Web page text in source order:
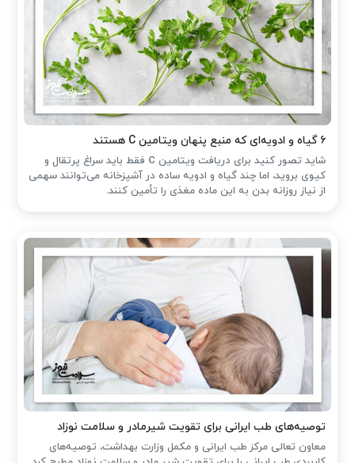
۶ گیاه و ادویه‌ای که منبع پنهان ویتامین C هستند
شاید تصور کنید برای دریافت ویتامین C فقط باید سراغ پرتقال و
کیوی بروید، اما چند گیاه و ادویه ساده در آشپزخانه می‌توانند سهمی
از نیاز روزانه بدن به این ماده مغذی را تأمین کنند.
توصیه‌های طب ایرانی برای تقویت شیرمادر و سلامت نوزاد
معاون تعالی مرکز طب ایرانی و مکمل وزارت بهداشت، توصیه‌های